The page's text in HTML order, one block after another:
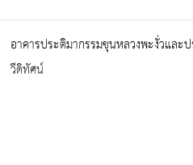
อาคารประติมากรรมขุนหลวงพะงั่วแล
วีดิทัศน์